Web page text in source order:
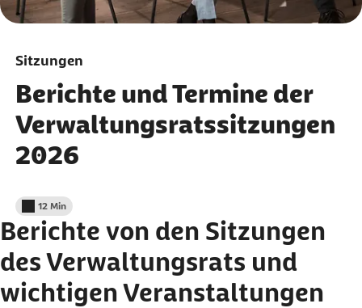
Sitzungen
Berichte und Termine der
Verwaltungsratssitzungen
2026
Lesedauer weniger als
12 Min
Berichte von den Sitzungen
des Verwaltungsrats und
wichtigen Veranstaltungen